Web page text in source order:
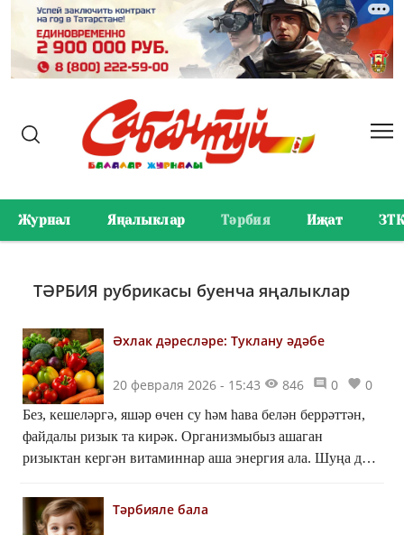
Журнал Яңалыклар Тәрбия Иҗат ЗТК
ТӘРБИЯ рубрикасы буенча яңалыклар
Әхлак дәресләре: Туклану әдәбе
20 февраля 2026 - 15:43 846 0 0
Без, кешеләргә, яшәр өчен су һәм һава белән беррәттән,
файдалы ризык та кирәк. Организмыбыз ашаган
ризыктан кергән витаминнар аша энергия ала. Шуңа да
Тәрбияле бала